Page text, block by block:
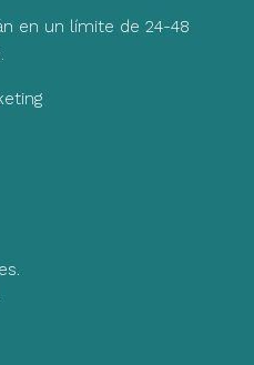
en un límite de 24-48